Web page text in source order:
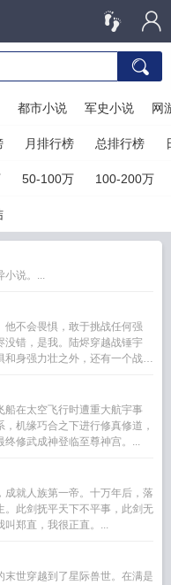
都市小说 军史小说 网
月排行榜 总排行榜
50-100万 100-200万
小说。...
不会畏惧，敢于挑战任何强
没错，是我。陆烬穿越战锤宇
身强力壮之外，还有一个战斗
船在太空飞行时遭重大航宇事
机缘巧合之下进行修真修道，
修武成神登临至尊神宫。...
就人族第一帝。十万年后，落
。此剑抚平天下不平事，此剑无
叫郑直，我很正直。...
末世穿越到了星际兽世。在满是